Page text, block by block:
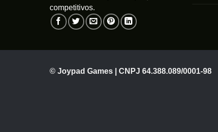
competitivos.
© Joypad Games | CNPJ 64.388.089/0001-98